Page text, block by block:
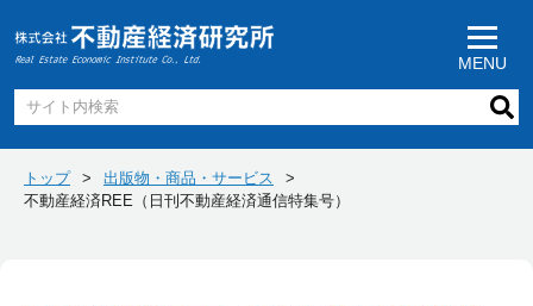
MENU
トップ
出版物・商品・サービス
不動産経済REE（日刊不動産経済通信特集号）